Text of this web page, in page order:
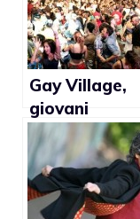
Gay Village,
giovani
aggrediti:
“Andate via,
froci di